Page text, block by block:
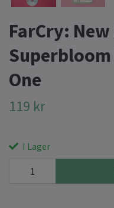
FarCry:
One
119 kr
I Lager